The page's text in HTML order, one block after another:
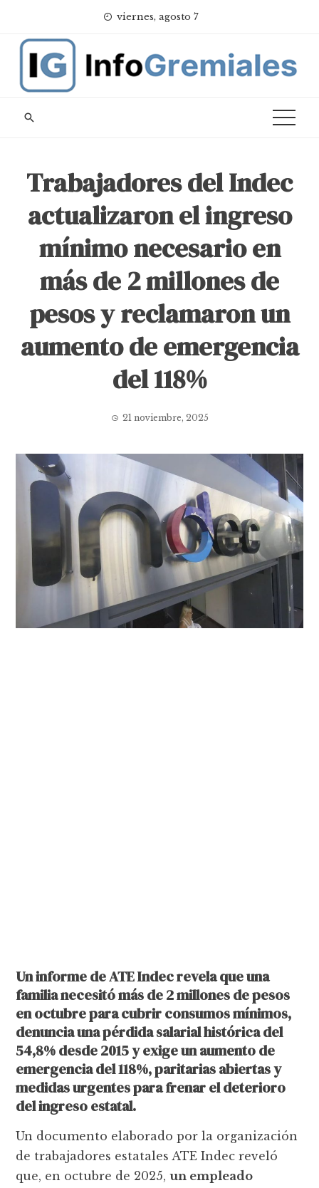
content
viernes, agosto 7
Trabajadores del Indec
actualizaron el ingreso
mínimo necesario en
más de 2 millones de
pesos y reclamaron un
aumento de emergencia
del 118%
21 noviembre, 2025
Un informe de ATE Indec revela que una
familia necesitó más de 2 millones de pesos
en octubre para cubrir consumos mínimos,
denuncia una pérdida salarial histórica del
54,8% desde 2015 y exige un aumento de
emergencia del 118%, paritarias abiertas y
medidas urgentes para frenar el deterioro
del ingreso estatal.
Un documento elaborado por la organización
de trabajadores estatales ATE Indec reveló
que, en octubre de 2025,un empleado